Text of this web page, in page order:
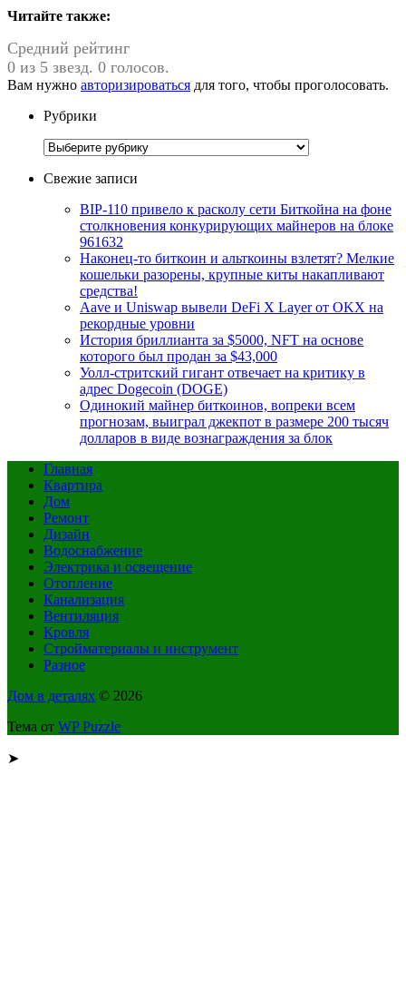
Читайте также:
Средний рейтинг
0 из 5 звезд. 0 голосов.
Вам нужно авторизироваться для того, чтобы проголосовать.
Рубрики
Рубрики
Свежие записи
BIP-110 привело к расколу сети Биткойна на фоне
столкновения конкурирующих майнеров на блоке
961632
Наконец-то биткоин и альткоины взлетят? Мелкие
кошельки разорены, крупные киты накапливают
средства!
Aave и Uniswap вывели DeFi X Layer от OKX на
рекордные уровни
История бриллианта за $5000, NFT на основе
которого был продан за $43,000
Уолл-стритский гигант отвечает на критику в
адрес Dogecoin (DOGE)
Одинокий майнер биткоинов, вопреки всем
прогнозам, выиграл джекпот в размере 200 тысяч
долларов в виде вознаграждения за блок
Главная
Квартира
Дом
Ремонт
Дизайн
Водоснабжение
Электрика и освещение
Отопление
Канализация
Вентиляция
Кровля
Стройматериалы и инструмент
Разное
Дом в деталях © 2026
Тема от WP Puzzle
➤